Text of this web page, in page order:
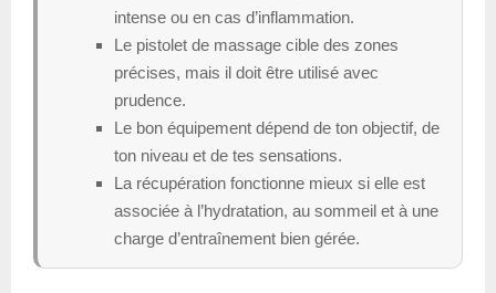
intense ou en cas d’inflammation.
Le pistolet de massage cible des zones
précises, mais il doit être utilisé avec
prudence.
Le bon équipement dépend de ton objectif, de
ton niveau et de tes sensations.
La récupération fonctionne mieux si elle est
associée à l’hydratation, au sommeil et à une
charge d’entraînement bien gérée.